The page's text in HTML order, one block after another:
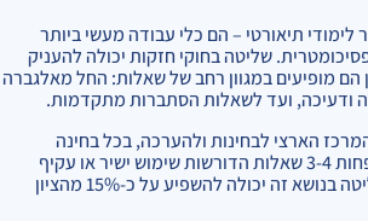
לימודי תיאורטי – הם כלי עבודה מעשי ביותר
שליטה בחוקי חזקות יכולה להעניק
הם מופיעים במגוון רחב של שאלות: החל מאלגברה
ודעיכה, ועד לשאלות הסתברות מתקדמות.
המרכז הארצי לבחינות ולהערכה, בכל בחינה
פסיכומטרית מופיעות לפחות 3-4 שאלות הדורשות שימוש ישיר או עקיף
בחוקי חזקות. כלומר, שליטה בנושא זה יכולה להשפיע על כ-15% מהציון